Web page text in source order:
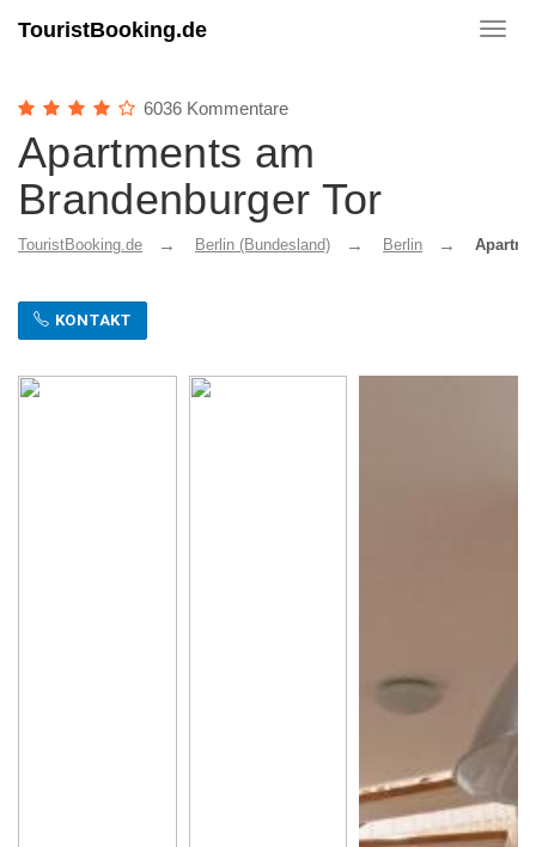
TouristBooking.de
6036 Kommentare
Apartments am
Brandenburger Tor
TouristBooking.de Berlin (Bundesland) Berlin
KONTAKT